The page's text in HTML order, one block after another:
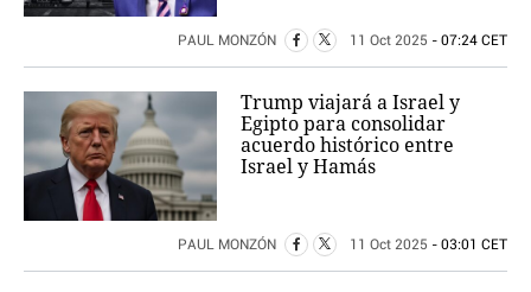
PAUL MONZÓN 11 Oct 2025 - 07:24 CET
Trump viajará a Israel y
Egipto para consolidar
acuerdo histórico entre
Israel y Hamás
PAUL MONZÓN 11 Oct 2025 - 03:01 CET